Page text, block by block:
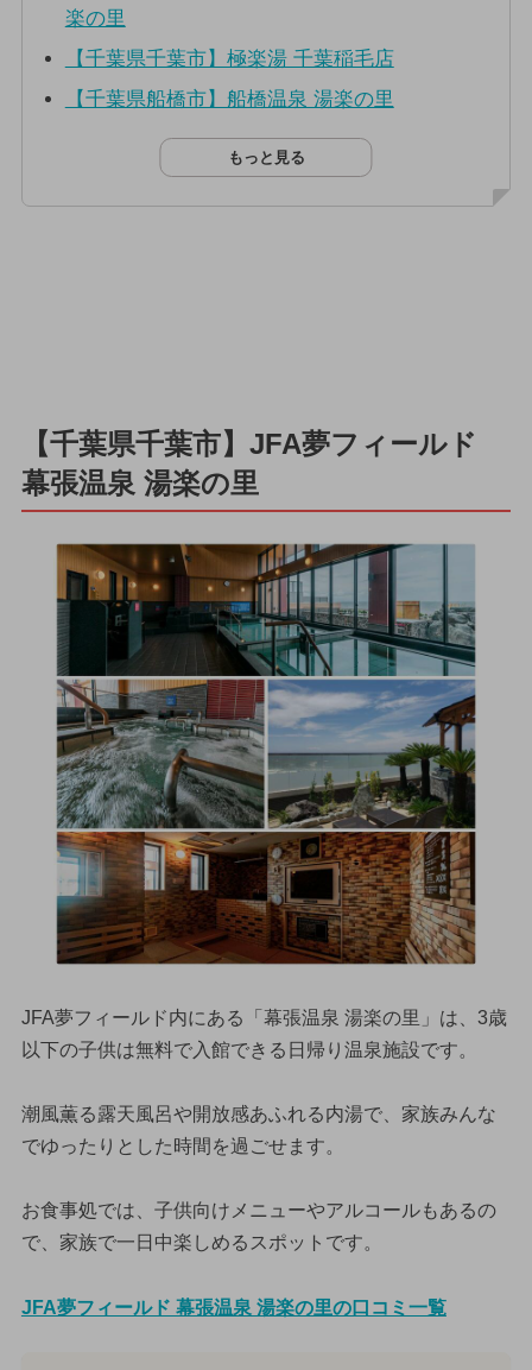
楽の里
【千葉県千葉市】極楽湯 千葉稲毛店
【千葉県船橋市】船橋温泉 湯楽の里
もっと見る
【千葉県千葉市】JFA夢フィールド
幕張温泉 湯楽の里
JFA夢フィールド内にある「幕張温泉 湯楽の里」は、3歳
以下の子供は無料で入館できる日帰り温泉施設です。
潮風薫る露天風呂や開放感あふれる内湯で、家族みんな
でゆったりとした時間を過ごせます。
お食事処では、子供向けメニューやアルコールもあるの
で、家族で一日中楽しめるスポットです。
JFA夢フィールド 幕張温泉 湯楽の里の口コミ一覧